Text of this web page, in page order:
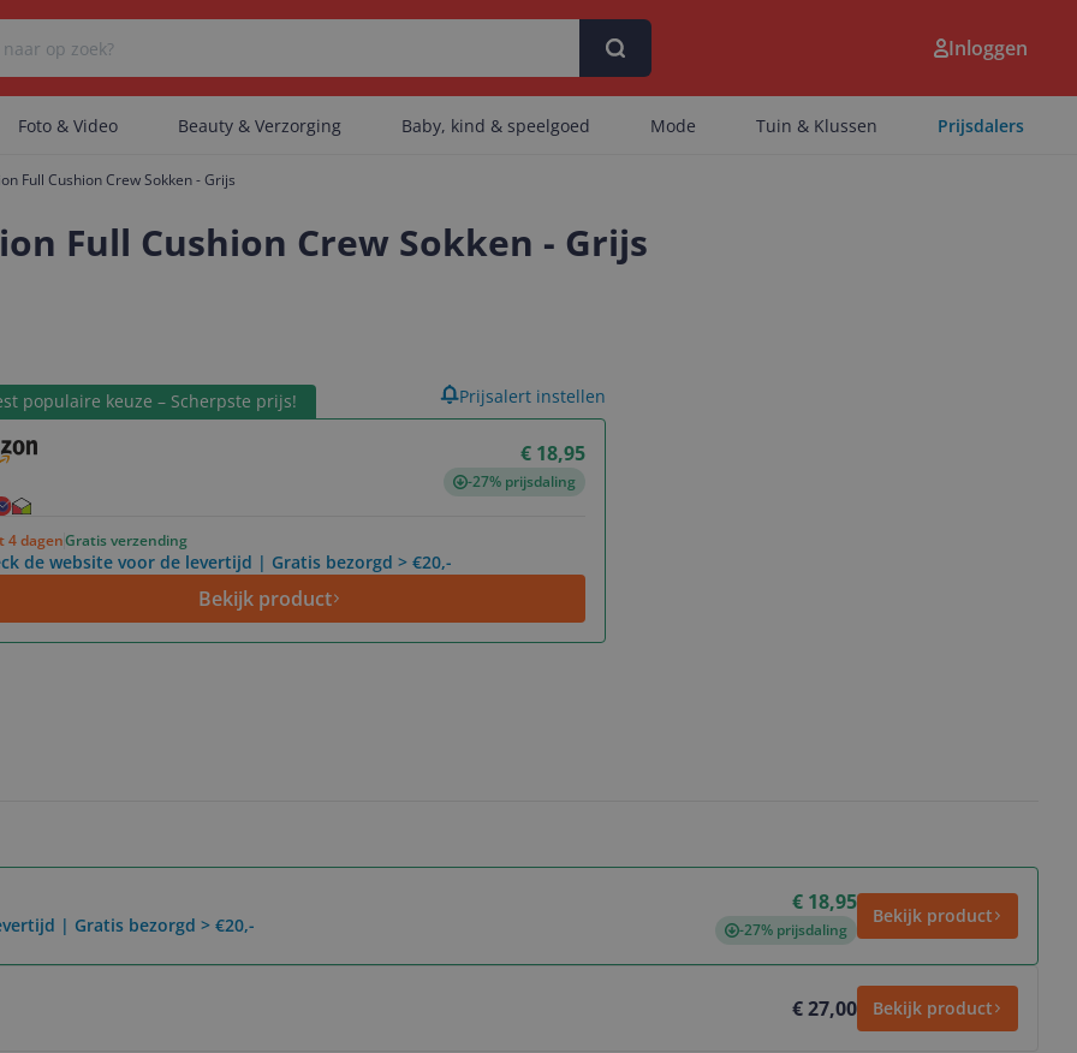
Er zijn geen categorieën gevonden.
Er zijn geen artikelen gevonden.
Inloggen
Foto & Video Beauty & Verzorging Baby, kind & speelgoed Mode Tuin & Klussen Prijsdalers
Full Cushion Crew Sokken - Grijs
Full Cushion Crew Sokken - Grijs
populaire keuze – Scherpste prijs!
€ 18,95
-27% prijsdaling
4 dagenGratis verzending
de website voor de levertijd | Gratis bezorgd > €20,-
Bekijk product
Prijsalert instellen
| Gratis bezorgd > €20,-
€ 18,95
-27% prijsdaling
Bekijk product
€ 27,00 Bekijk product